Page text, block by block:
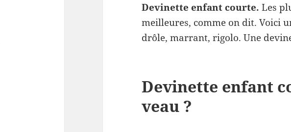
Devinette enfant courte. Les
meilleures, comme on dit. Voici
drôle, marrant, rigolo. Une
Devinette enfant
veau ?